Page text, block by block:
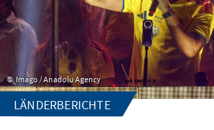
Imago / Anadolu Agency
LÄNDERBERICHTE